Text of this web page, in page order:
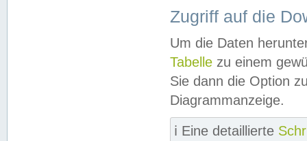
Zugriff auf die
Um die Daten
Tabelle zu einem
Sie dann die Option
Diagrammanzeige.
ℹ️ Eine detaillierte